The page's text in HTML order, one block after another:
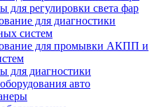
для регулировки света фар
для диагностики
систем
для промывки АКПП и
для диагностики
авто